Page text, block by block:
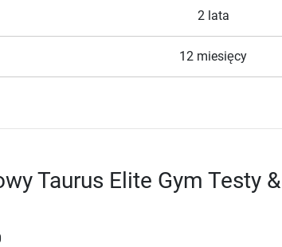
2 lata
12 miesięcy
Taurus Elite Gym Testy &